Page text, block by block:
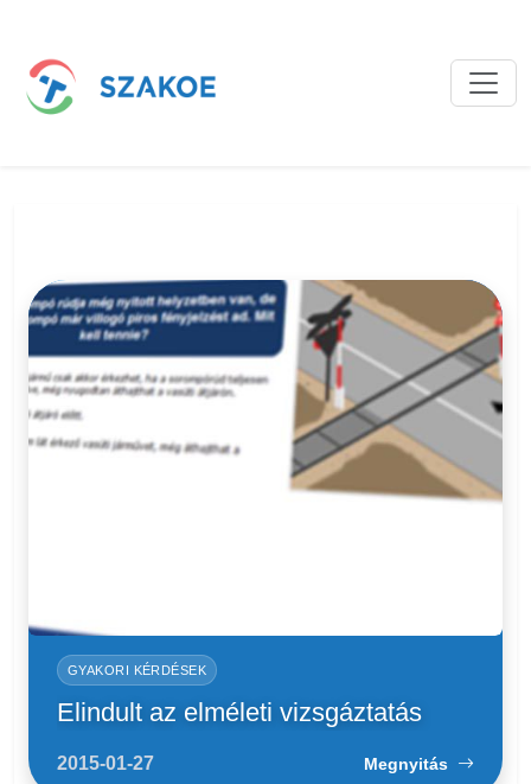
GYAKORI KÉRDÉSEK
Elindult az elméleti vizsgáztatás
2015-01-27 Megnyitás